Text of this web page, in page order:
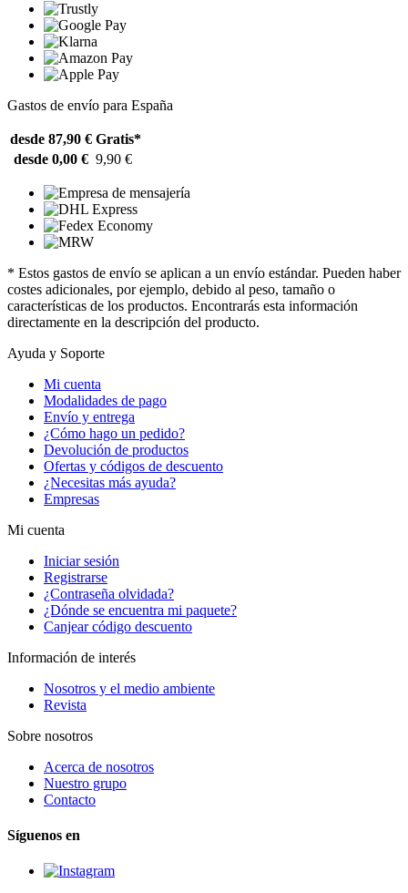
Gastos de envío para España
desde 87,90 € Gratis*
desde 0,00 € 9,90 €
* Estos gastos de envío se aplican a un envío estándar. Pueden haber
costes adicionales, por ejemplo, debido al peso, tamaño o
características de los productos. Encontrarás esta información
directamente en la descripción del producto.
Ayuda y Soporte
Mi cuenta
Modalidades de pago
Envío y entrega
¿Cómo hago un pedido?
Devolución de productos
Ofertas y códigos de descuento
¿Necesitas más ayuda?
Empresas
Mi cuenta
Iniciar sesión
Registrarse
¿Contraseña olvidada?
¿Dónde se encuentra mi paquete?
Canjear código descuento
Información de interés
Nosotros y el medio ambiente
Revista
Sobre nosotros
Acerca de nosotros
Nuestro grupo
Contacto
Síguenos en